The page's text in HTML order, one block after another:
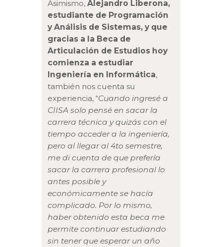
Asimismo,Alejandro Liberona,
estudiante de Programación
y Análisis de Sistemas, y que
gracias a la Beca de
Articulación de Estudios hoy
comienza a estudiar
Ingeniería en Informática,
también nos cuenta su
experiencia, “Cuando ingresé a
CIISA solo pensé en sacar la
carrera técnica y quizás con el
tiempo acceder a la ingeniería,
pero al llegar al 4to semestre,
me di cuenta de que prefería
sacar la carrera profesional lo
antes posible y
económicamente se hacía
complicado. Por lo mismo,
haber obtenido esta beca me
permite continuar estudiando
sin tener que esperar un año